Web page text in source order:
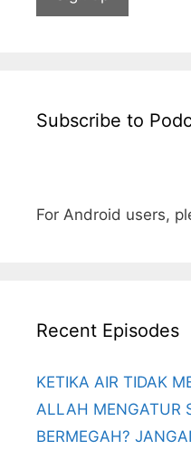
Subscribe to
For Android users,
Recent Episodes
KETIKA AIR TIDAK
ALLAH MENGATUR
BERMEGAH?